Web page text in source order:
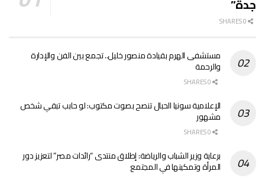
مستشفى الهرم بقيادة منصور خليل.. تجمع بين الفن والإدارة
والرحمة
الإعلامية سونيا الحبال تنصح بصوت مكتوب: لو حابب تبقي شخص
مشهور
برعاية وزير الشباب والرياضة: إطلاق منتدى “رائدات مصر” لتعزيز دور
المرأة وتمكينها في المجتمع